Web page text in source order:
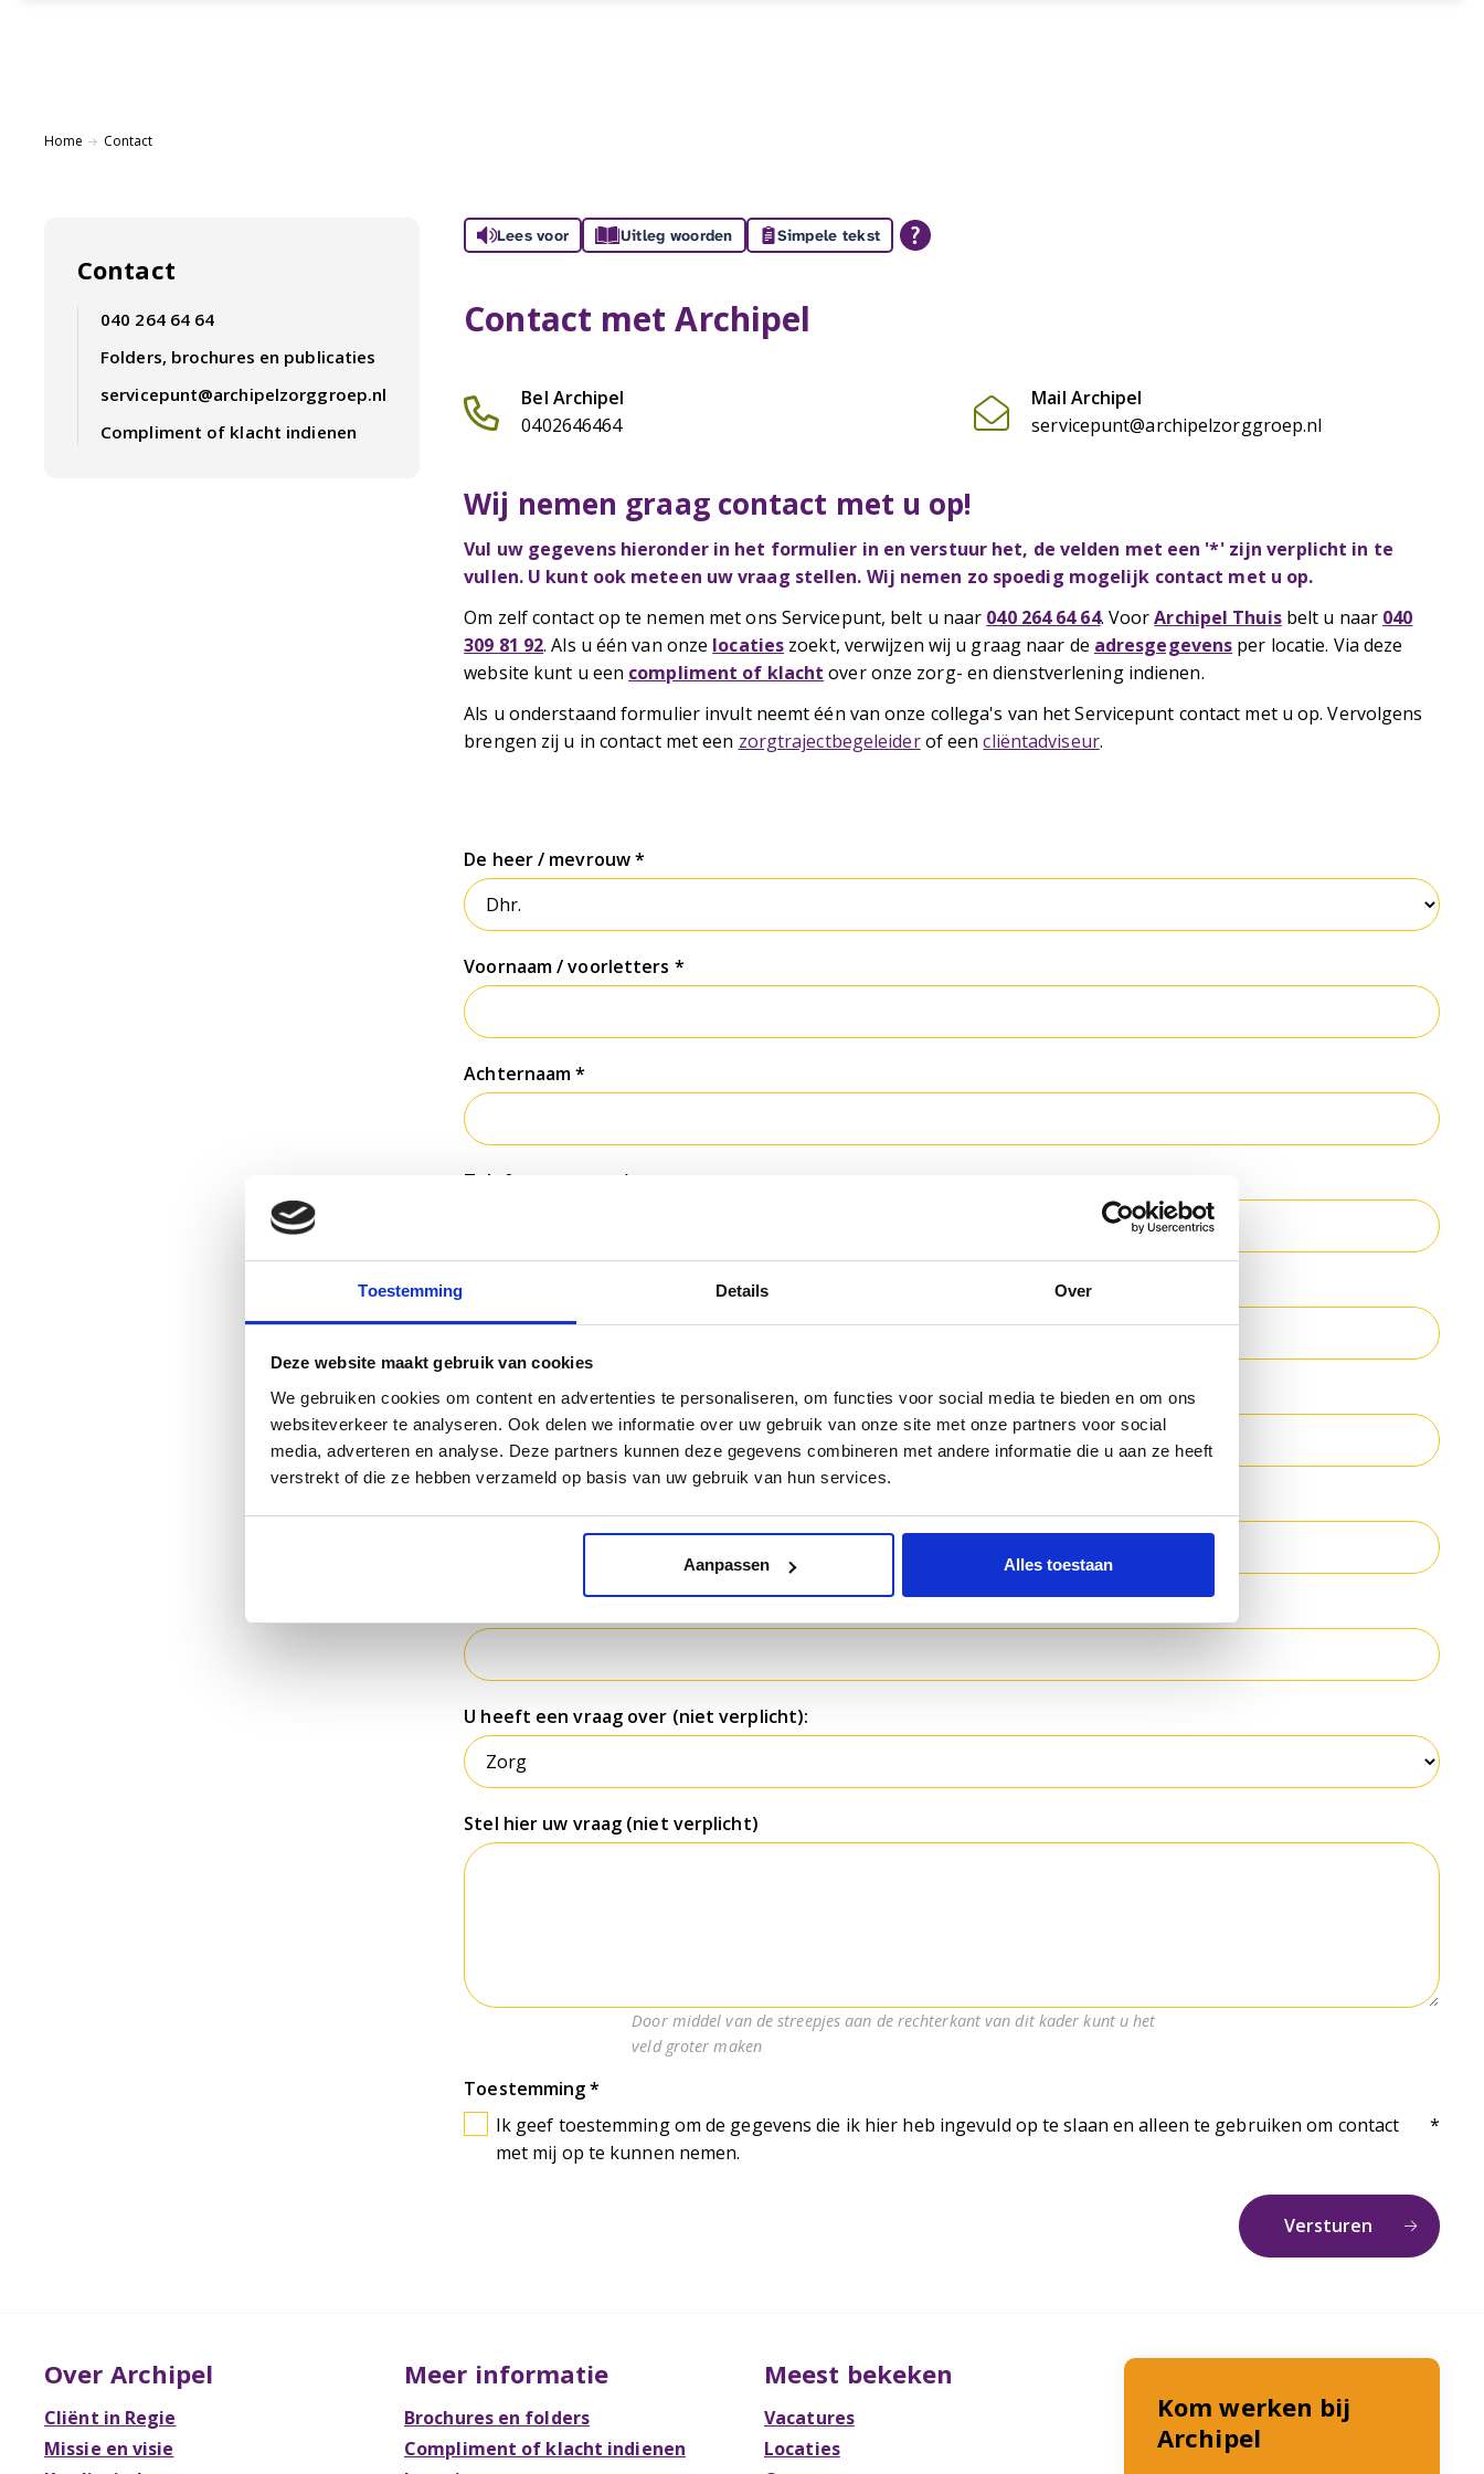
Toestemming Details Over
Deze website maakt gebruik van cookies
We gebruiken cookies om content en advertenties te personaliseren, om functies voor social media te bieden en om ons
websiteverkeer te analyseren. Ook delen we informatie over uw gebruik van onze site met onze partners voor social
media, adverteren en analyse. Deze partners kunnen deze gegevens combineren met andere informatie die u aan ze heeft
verstrekt of die ze hebben verzameld op basis van uw gebruik van hun services.
Aanpassen Alles toestaan
Home Contact
Contact
040 264 64 64
Folders, brochures en publicaties
servicepunt@archipelzorggroep.nl
Compliment of klacht indienen
Lees voor Uitleg woorden Simpele tekst
Contact met Archipel

Bel Archipel
0402646464

Mail Archipel
servicepunt@archipelzorggroep.nl
Wij nemen graag contact met u op!
Vul uw gegevens hieronder in het formulier in en verstuur het, de velden met een '*' zijn verplicht in te
vullen. U kunt ook meteen uw vraag stellen. Wij nemen zo spoedig mogelijk contact met u op.
Om zelf contact op te nemen met ons Servicepunt, belt u naar 040 264 64 64. VoorArchipel Thuisbelt u naar 040
309 81 92. Als u één van onze locaties zoekt, verwijzen wij u graag naar de adresgegevens per locatie. Via deze
website kunt u een compliment of klacht over onze zorg- en dienstverlening indienen.
Als u onderstaand formulier invult neemt één van onze collega's van het Servicepunt contact met u op. Vervolgens
brengen zij u in contact met een zorgtrajectbegeleiderof eencliëntadviseur.
De heer / mevrouw
Voornaam / voorletters
Achternaam
Telefoonnummer
Adres
U heeft een vraag over (niet verplicht):
Stel hier uw vraag (niet verplicht)
Door middel van de streepjes aan de rechterkant van dit kader kunt u het
veld groter maken
Toestemming
Ik geef toestemming om de gegevens die ik hier heb ingevuld op te slaan en alleen te gebruiken om contact
met mij op te kunnen nemen.
Over Archipel
Cliënt in Regie
Missie en visie
Meer informatie
Brochures en folders
Compliment of klacht indienen
Meest bekeken
Vacatures
Locaties
Kom werken bij
Archipel